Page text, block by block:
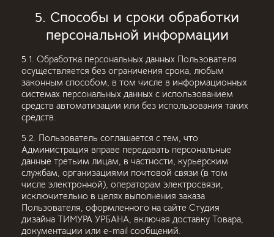
5. Способы и сроки обработки
персональной информации
5.1. Обработка персональных данных Пользователя
осуществляется без ограничения срока, любым
законным способом, в том числе в информационных
системах персональных данных с использованием
средств автоматизации или без использования таких
средств.
5.2. Пользователь соглашается с тем, что
Администрация вправе передавать персональные
данные третьим лицам, в частности, курьерским
службам, организациями почтовой связи (в том
числе электронной), операторам электросвязи,
исключительно в целях выполнения заказа
Пользователя, оформленного на сайте Студия
дизайна ТИМУРА УРБАНА, включая доставку Товара,
документации или e-mail сообщений.